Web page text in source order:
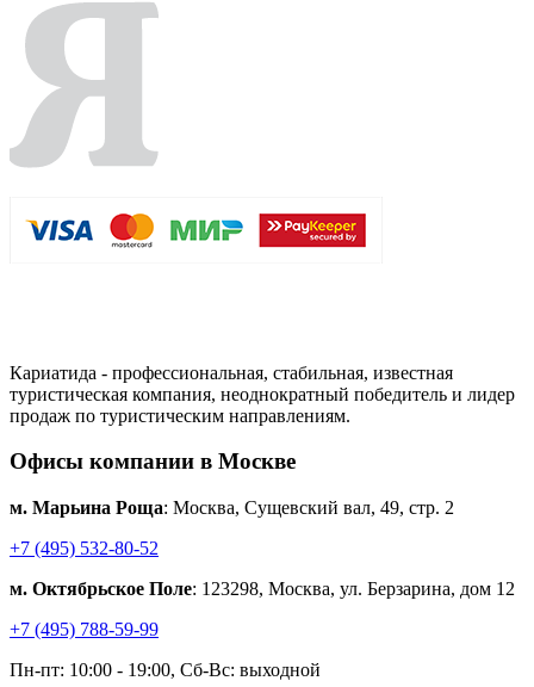
Кариатида - профессиональная, стабильная, известная
туристическая компания, неоднократный победитель и лидер
продаж по туристическим направлениям.
Офисы компании в Москве
м. Марьина Роща: Москва, Сущевский вал, 49, стр. 2
+7 (495) 532-80-52
м. Октябрьское Поле: 123298, Москва, ул. Берзарина, дом 12
+7 (495) 788-59-99
Пн-пт: 10:00 - 19:00, Сб-Вс: выходной